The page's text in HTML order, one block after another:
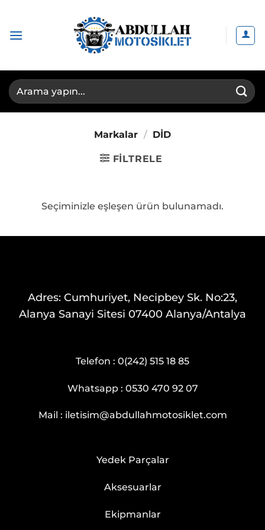
Ara:
Markalar / DİD
FILTRELE
Seçiminizle eşleşen ürün bulunamadı.
Adres: Cumhuriyet, Necipbey Sk. No:23,
Alanya Sanayi Sitesi 07400 Alanya/Antalya
Telefon : 0(242) 515 18 85
Whatsapp : 0530 470 92 07
Mail : iletisim@abdullahmotosiklet.com
Yedek Parçalar
Aksesuarlar
Ekipmanlar